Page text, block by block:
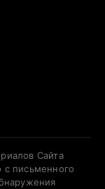
Сайта
с письменного